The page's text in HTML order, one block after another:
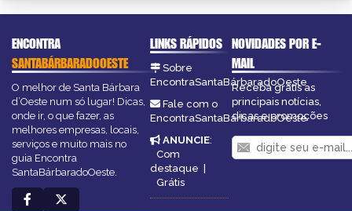
ENCONTRA
SANTABÁRBARADOOESTE
O melhor de Santa Bárbara
d’Oeste num só lugar! Dicas,
onde ir, o que fazer, as
melhores empresas, locais,
serviços e muito mais no
guia Encontra
SantaBárbaradoOeste.
LINKS RÁPIDOS
Sobre
EncontraSantaBárbaradoOeste
Fale com o
EncontraSantaBárbaradoOeste
ANUNCIE:
Com
destaque
Grátis
NOVIDADES POR E-
MAIL
Receba grátis as
principais notícias,
dicas e promoções